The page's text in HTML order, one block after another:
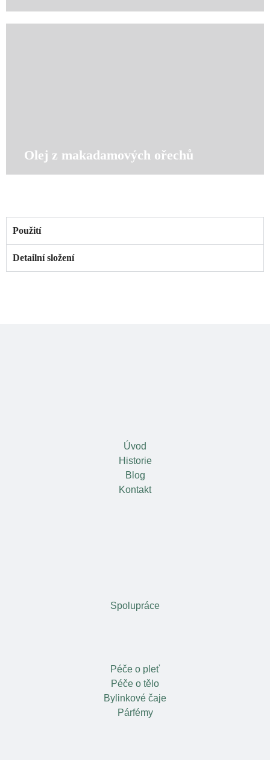
Olej z makadamových ořechů
Použití
Detailní složení
Úvod
Historie
Blog
Kontakt
Spolupráce
Péče o pleť
Péče o tělo
Bylinkové čaje
Párfémy